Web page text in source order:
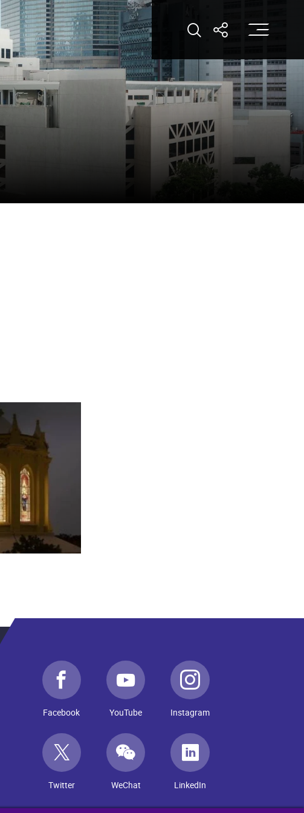
打开搜索打开分享打
Facebook YouTube Instagram
Twitter WeChat LinkedIn